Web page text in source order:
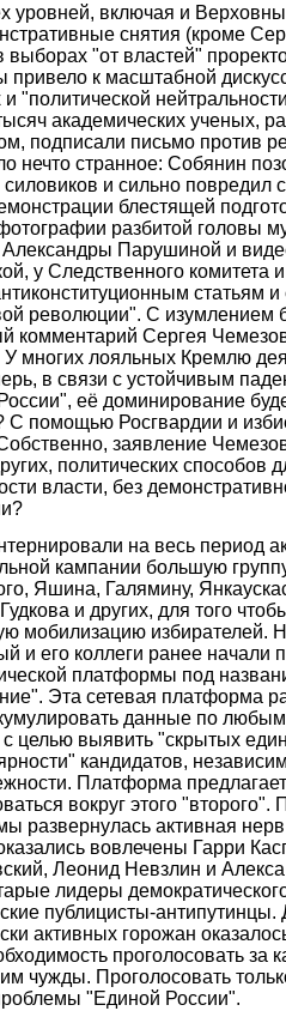
уровней, включая и
снятия (кроме
выборах "от властей"
привело к масштабной
"политической
академических ученых,
подписали письмо против
нечто странное: Собянин
силовиков и сильно повредил
блестящей
разбитой головы
Александры Парушиной и
у Следственного комитета
статьям и
революции". С изумлением
комментарий Сергея
У многих лояльных Кремлю
в связи с устойчивым
её доминирование
С помощью Росгвардии и
заявление
политических способов
власти, без
на весь период
кампании большую
Яшина, Галямину,
и других, для того
мобилизацию избирателей.
и его коллеги ранее начали
платформы под
Эта сетевая платформа
данные по
целью выявить "скрытых
кандидатов,
Платформа
вокруг этого "второго".
развернулась активная
вовлечены Гарри
Леонид Невзлин и
лидеры
публицисты-антипутинцы.
активных горожан
проголосовать за
им чужды. Проголосовать
"Единой России".